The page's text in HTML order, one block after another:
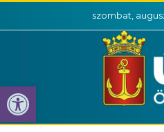
Eszköztár
szombat,